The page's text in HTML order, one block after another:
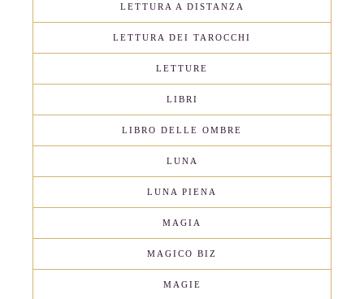
LETTURA A DISTANZA
LETTURA DEI TAROCCHI
LETTURE
LIBRI
LIBRO DELLE OMBRE
LUNA
LUNA PIENA
MAGIA
MAGICO BIZ
MAGIE